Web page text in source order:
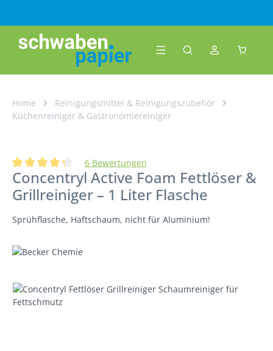
Home
Reinigungsmittel & Reinigungszubehör
Küchenreiniger & Gastronomiereiniger
Durchschnittliche Bewertung von 4.33 von 5 Sternen
6 Bewertungen
Concentryl Active Foam Fettlöser &
Grillreiniger – 1 Liter Flasche
Sprühflasche, Haftschaum, nicht für Aluminium!
Bildergalerie überspringen